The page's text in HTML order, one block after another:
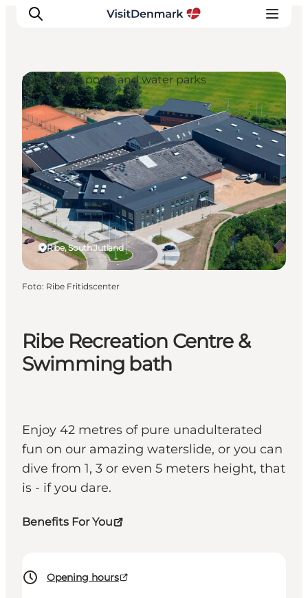
Ispirazioni
Dove andare
Cosa fare
Dove dormire
Pianifica il viaggio
Ribe Recreation Centre &
Swimming bath
Enjoy 42 metres of pure unadulterated
fun on our amazing waterslide, or you can
dive from 1, 3 or even 5 meters height, that
is - if you dare.
Benefits For You
Opening hours
Ribe, South Jutland
Swimming pools and water parks
Foto: Ribe Fritidscenter